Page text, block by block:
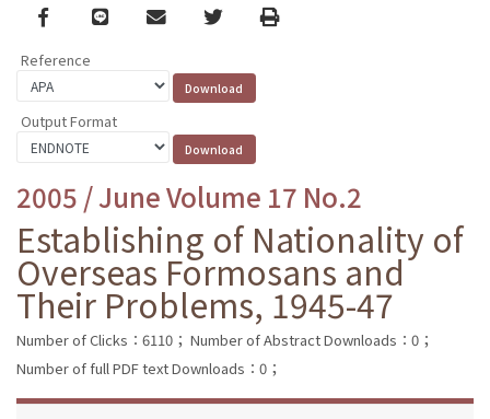
Facebook
line email TwitterPrint
Reference
Output Format
2005 / June Volume 17 No.2
Establishing of Nationality of
Overseas Formosans and
Their Problems, 1945-47
Number of Clicks：6110； Number of Abstract Downloads：0；
Number of full PDF text Downloads：0；